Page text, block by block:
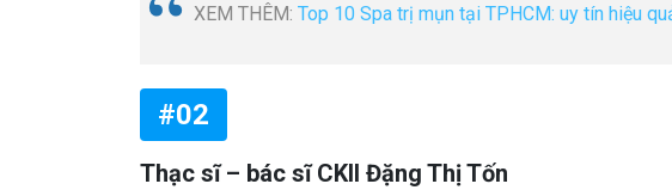
XEM THÊM: Top 10 Spa trị mụn tại TPHCM: uy tín hiệu
#02
Thạc sĩ – bác sĩ CKII Đặng Thị Tốn